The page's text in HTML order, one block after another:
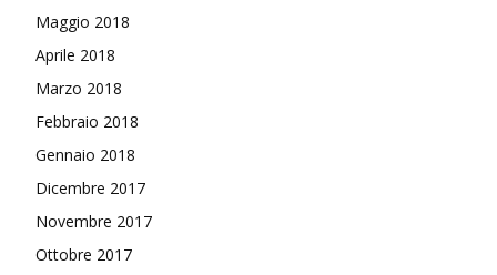
Maggio 2018
Aprile 2018
Marzo 2018
Febbraio 2018
Gennaio 2018
Dicembre 2017
Novembre 2017
Ottobre 2017